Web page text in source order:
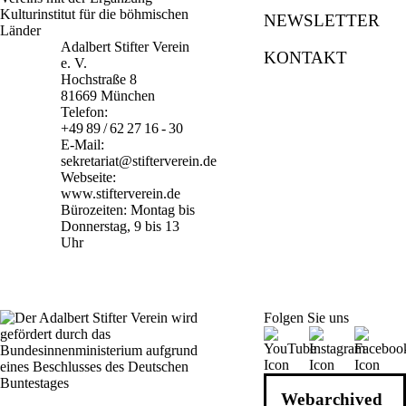
Adalbert Stifter Verein
e. V.
Hochstraße 8
81669 München
Telefon:
+49 89 / 62 27 16 - 30
E-Mail:
sekretariat@stifterverein.de
Webseite:
www.stifterverein.de
Bürozeiten: Montag bis
Donnerstag, 9 bis 13
Uhr
NEWSLETTER
KONTAKT
Folgen Sie uns
Webarchived